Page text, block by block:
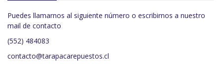
Puedes llamarnos al siguiente número o escribirnos a nuestro
mail de contacto
(552) 484083
contacto@tarapacarepuestos.cl